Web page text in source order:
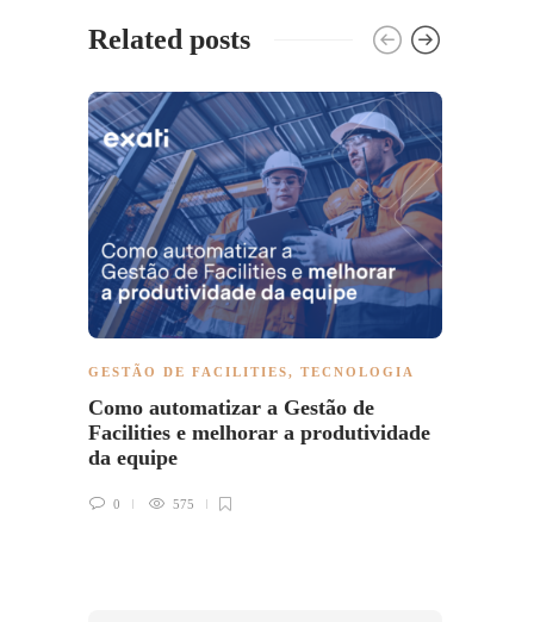
Related posts
GESTÃO DE FACILITIES, TECNOLOGIA
Como automatizar a Gestão de
Facilities e melhorar a produtividade
da equipe
0 575